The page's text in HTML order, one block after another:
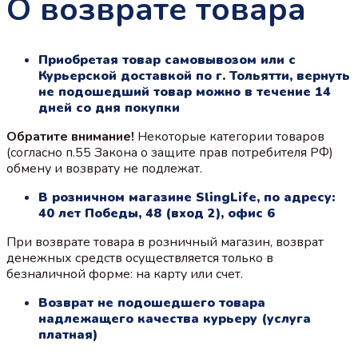
О возврате товара
Приобретая товар самовывозом или с
Курьерской доставкой по г. Тольятти, вернуть
не подошедший товар можно в течение 14
дней со дня покупки
Обратите внимание! Некоторые категории товаров
(согласно п.55 Закона о защите прав потребителя РФ)
обмену и возврату не подлежат.
В розничном магазине SlingLife, по адресу:
40 лет Победы, 48 (вход 2), офис 6
При возврате товара в розничный магазин, возврат
денежных средств осуществляется только в
безналичной форме: на карту или счет.
Возврат не подошедшего товара
надлежащего качества курьеру (услуга
платная)